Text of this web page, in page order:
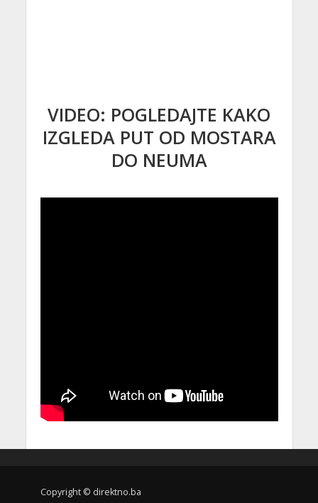
VIDEO: POGLEDAJTE KAKO
IZGLEDA PUT OD MOSTARA
DO NEUMA
Copyright © direktno.ba